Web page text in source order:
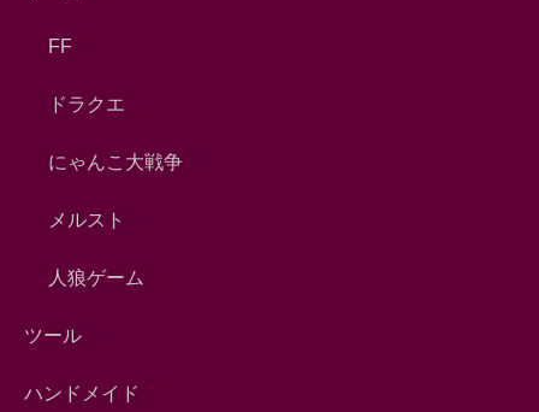
FF
ドラクエ
にゃんこ大戦争
メルスト
人狼ゲーム
ツール
ハンドメイド